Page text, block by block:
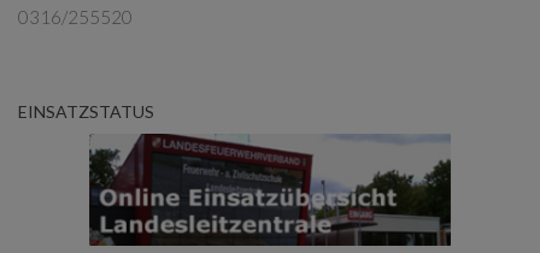
0316/255520
EINSATZSTATUS